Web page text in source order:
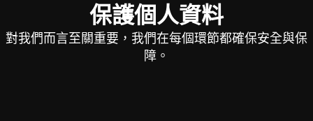
保護個人資料
對我們而言至關重要，我們在每個環節都確保安全與保
障。